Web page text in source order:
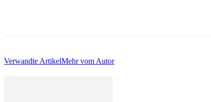
Verwandte ArtikelMehr vom Autor